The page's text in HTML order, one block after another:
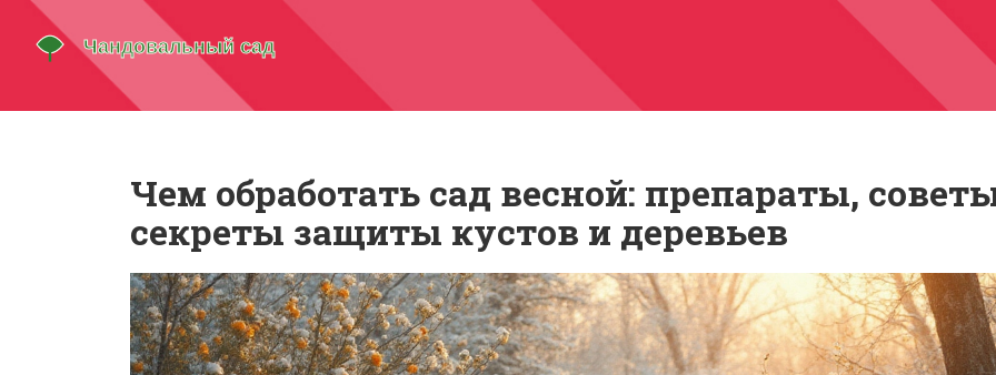
Чем обработать сад весной: препараты,
секреты защиты кустов и деревьев